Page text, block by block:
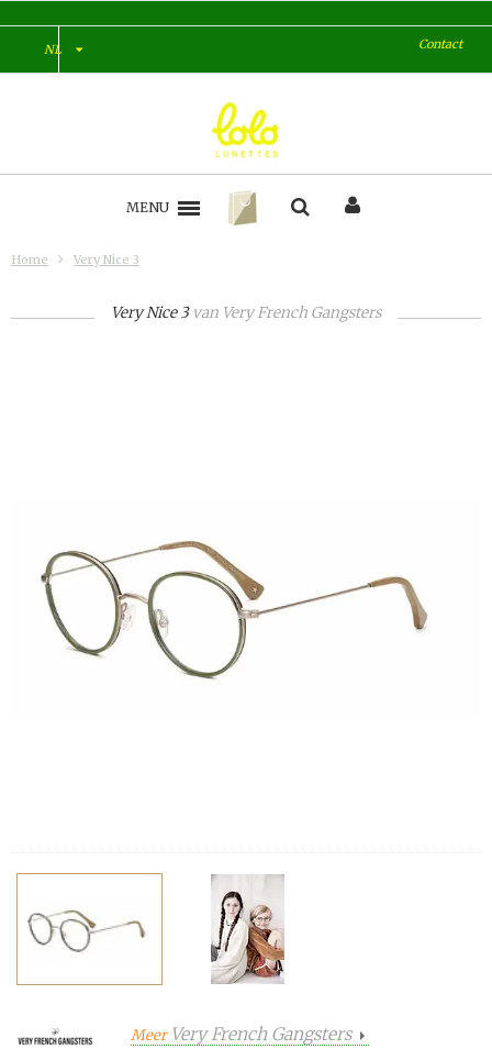
NL Contact
MENU
Home Very Nice 3
Very Nice 3 van Very French Gangsters
Meer Very French Gangsters